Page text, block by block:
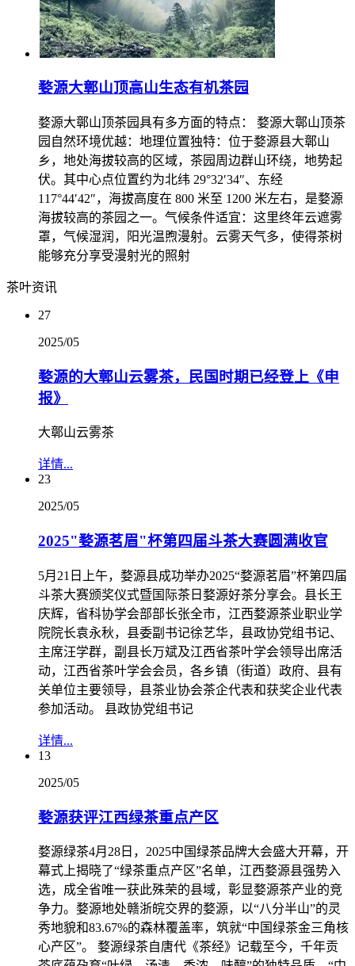
婺源大鄣山顶高山生态有机茶园
婺源大鄣山顶茶园具有多方面的特点： 婺源大鄣山顶茶
园自然环境优越：地理位置独特：位于婺源县大鄣山
乡，地处海拔较高的区域，茶园周边群山环绕，地势起
伏。其中心点位置约为北纬 29°32′34″、东经
117°44′42″，海拔高度在 800 米至 1200 米左右，是婺源
海拔较高的茶园之一。气候条件适宜：这里终年云遮雾
罩，气候湿润，阳光温煦漫射。云雾天气多，使得茶树
能够充分享受漫射光的照射
茶叶资讯
27
2025/05
婺源的大鄣山云雾茶，民国时期已经登上《申
报》
大鄣山云雾茶
详情...
23
2025/05
2025"婺源茗眉"杯第四届斗茶大赛圆满收官
5月21日上午，婺源县成功举办2025“婺源茗眉”杯第四届
斗茶大赛颁奖仪式暨国际茶日婺源好茶分享会。县长王
庆辉，省科协学会部部长张全市，江西婺源茶业职业学
院院长袁永秋，县委副书记徐艺华，县政协党组书记、
主席汪学群，副县长万斌及江西省茶叶学会领导出席活
动，江西省茶叶学会会员，各乡镇（街道）政府、县有
关单位主要领导，县茶业协会茶企代表和获奖企业代表
参加活动。 县政协党组书记
详情...
13
2025/05
婺源获评江西绿茶重点产区
婺源绿茶4月28日，2025中国绿茶品牌大会盛大开幕，开
幕式上揭晓了“绿茶重点产区”名单，江西婺源县强势入
选，成全省唯一获此殊荣的县域，彰显婺源茶产业的竞
争力。婺源地处赣浙皖交界的婺源，以“八分半山”的灵
秀地貌和83.67%的森林覆盖率，筑就“中国绿茶金三角核
心产区”。 婺源绿茶自唐代《茶经》记载至今，千年贡